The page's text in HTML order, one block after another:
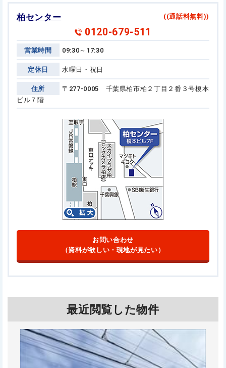
柏センター ((通話料無料))
0120-679-511
営業時間 09:30～17:30
定休日 水曜日・祝日
住所 〒277-0005 千葉県柏市柏２丁目２番３号榎本
ビル７階
お問い合わせ
（資料が欲しい・現地が見たい）
最近閲覧した物件